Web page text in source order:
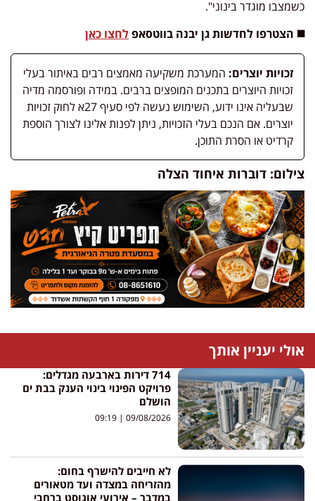
כשמצבו מוגדר בינוני".
◼️ הצטרפו לחדשות גן יבנה בווטסאפלחצו כאן
זכויות יוצרים: המערכת משקיעה מאמצים רבים באיתור בעלי
זכויות היוצרים בתכנים המופצים ברבים. במידה ופורסמה מדיה
שבעליה אינו ידוע, השימוש נעשה לפי סעיף 27א לחוק זכויות
יוצרים. אם הנכם בעלי הזכויות, ניתן לפנות אלינו לצורך הוספת
קרדיט או הסרת התוכן.
צילום: דוברות איחוד הצלה
אולי יעניין אותך
714 דירות בארבעה מגדלים:
פרויקט הפינוי בינוי הענק בבת ים
הושלם
09/08/2026
לא חייבים להישרף בחום:
מהזריחה במצדה ועד מטאורים
במדבר – אירועי אוגוסט ברחבי